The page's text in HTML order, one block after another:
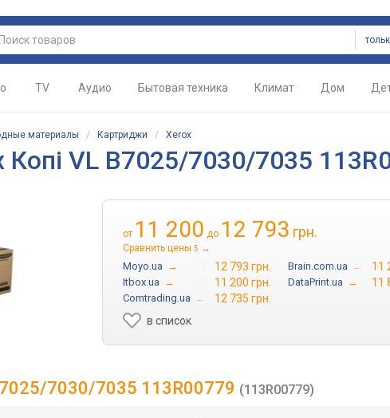
TV Аудио Бытовая техника Климат Дом
материалы / Картриджи / Xerox
Копі VL B7025/7030/7035
от 11 200 до 12 793 грн.
Сравнить цены 5 →
Moyo.ua → 12 793 грн. Brain.com.ua → 11
Itbox.ua → 11 200 грн. DataPrint.ua → 11
Comtrading.ua →
12 735 грн.
в список
7030/7035 113R00779 (113R00779)